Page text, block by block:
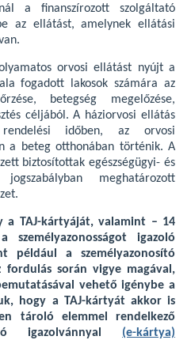
a finanszírozott szolgáltató
az ellátást, amelynek ellátási
orvosi ellátást nyújt a
fogadott lakosok számára az
betegség megelőzése,
céljából. A háziorvosi ellátás
rendelési időben, az orvosi
a beteg otthonában történik. A
biztosítottak egészségügyi- és
meghatározott
a TAJ-kártyáját, valamint – 14
igazoló
például a személyazonosító
fordulás során vigye magával,
vehető igénybe a
hogy a TAJ-kártyát akkor is
tároló elemmel rendelkező
igazolvánnyal (e-kártya)